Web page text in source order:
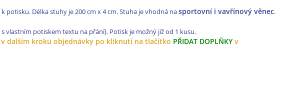
potisku. Délka stuhy je 200 cm x 4 cm. Stuha je vhodná nasportovní i vavřínový věnec.
vlastním potiskem textu na přání). Potisk je možný již od 1 kusu.
dalším kroku objednávky po kliknutí na tlačítko PŘIDAT DOPLŇKY v